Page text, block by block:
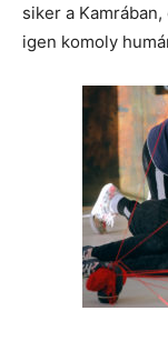
siker a
igen komoly